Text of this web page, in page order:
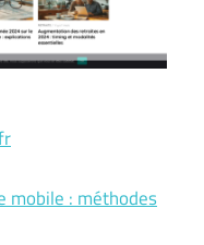
mobile : méthodes